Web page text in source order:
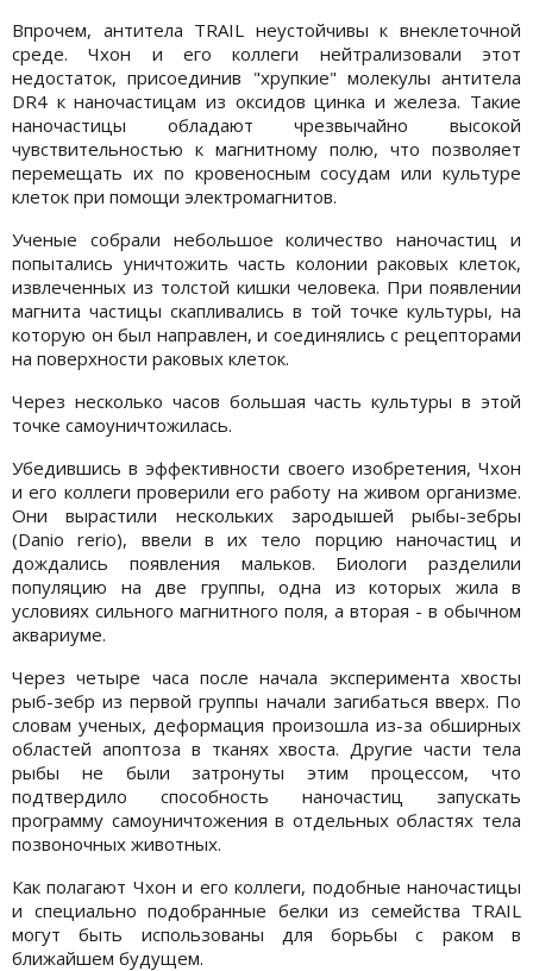
Впрочем, антитела TRAIL неустойчивы к внеклеточной
среде. Чхон и его коллеги нейтрализовали этот
недостаток, присоединив "хрупкие" молекулы антитела
DR4 к наночастицам из оксидов цинка и железа. Такие
наночастицы обладают чрезвычайно высокой
чувствительностью к магнитному полю, что позволяет
перемещать их по кровеносным сосудам или культуре
клеток при помощи электромагнитов.
Ученые собрали небольшое количество наночастиц и
попытались уничтожить часть колонии раковых клеток,
извлеченных из толстой кишки человека. При появлении
магнита частицы скапливались в той точке культуры, на
которую он был направлен, и соединялись с рецепторами
на поверхности раковых клеток.
Через несколько часов большая часть культуры в этой
точке самоуничтожилась.
Убедившись в эффективности своего изобретения, Чхон
и его коллеги проверили его работу на живом организме.
Они вырастили нескольких зародышей рыбы-зебры
(Danio rerio), ввели в их тело порцию наночастиц и
дождались появления мальков. Биологи разделили
популяцию на две группы, одна из которых жила в
условиях сильного магнитного поля, а вторая - в обычном
аквариуме.
Через четыре часа после начала эксперимента хвосты
рыб-зебр из первой группы начали загибаться вверх. По
словам ученых, деформация произошла из-за обширных
областей апоптоза в тканях хвоста. Другие части тела
рыбы не были затронуты этим процессом, что
подтвердило способность наночастиц запускать
программу самоуничтожения в отдельных областях тела
позвоночных животных.
Как полагают Чхон и его коллеги, подобные наночастицы
и специально подобранные белки из семейства TRAIL
могут быть использованы для борьбы с раком в
ближайшем будущем.